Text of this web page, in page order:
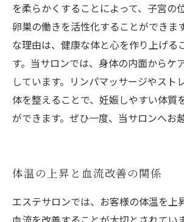
を柔らかくすることによって、子宮の
卵巣の働きを活性化することができま
な理由は、健康な体と心を作り上げる
す。当サロンでは、身体の内面からケ
しています。リンパマッサージやスト
体を整えることで、妊娠しやすい体質
ができます。ぜひ一度、当サロンへお
体温の上昇と血流改善の関係
エステサロンでは、お客様の体温を上